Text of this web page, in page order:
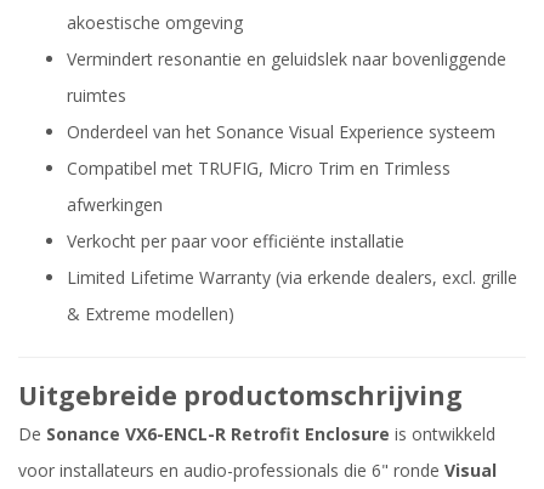
akoestische omgeving
Vermindert resonantie en geluidslek naar bovenliggende
ruimtes
Onderdeel van het Sonance Visual Experience systeem
Compatibel met TRUFIG, Micro Trim en Trimless
afwerkingen
Verkocht per paar voor efficiënte installatie
Limited Lifetime Warranty (via erkende dealers, excl. grille
& Extreme modellen)
Uitgebreide productomschrijving
De Sonance VX6-ENCL-R Retrofit Enclosure is ontwikkeld
voor installateurs en audio-professionals die 6" ronde Visual